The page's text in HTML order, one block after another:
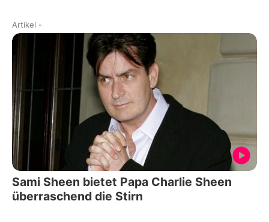
Artikel -
Sami Sheen bietet Papa Charlie Sheen
überraschend die Stirn